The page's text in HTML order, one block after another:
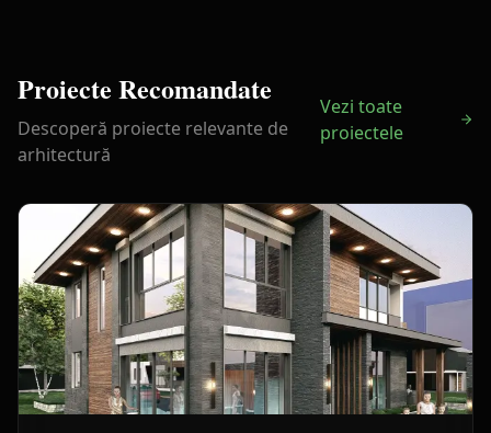
Proiecte Recomandate
Descoperă proiecte relevante de
arhitectură
Vezi toate
proiectele